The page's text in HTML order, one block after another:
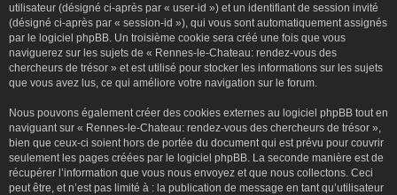
utilisateur (désigné ci-après par « user-id ») et un identifiant de session invité
(désigné ci-après par « session-id »), qui vous sont automatiquement assignés
par le logiciel phpBB. Un troisième cookie sera créé une fois que vous
naviguerez sur les sujets de « Rennes-le-Chateau: rendez-vous des
chercheurs de trésor » et est utilisé pour stocker les informations sur les sujets
que vous avez lus, ce qui améliore votre navigation sur le forum.
Nous pouvons également créer des cookies externes au logiciel phpBB tout en
naviguant sur « Rennes-le-Chateau: rendez-vous des chercheurs de trésor »,
bien que ceux-ci soient hors de portée du document qui est prévu pour couvrir
seulement les pages créées par le logiciel phpBB. La seconde manière est de
récupérer l’information que vous nous envoyez et que nous collectons. Ceci
peut être, et n’est pas limité à : la publication de message en tant qu’utilisateur